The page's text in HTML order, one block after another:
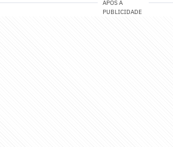
APÓS A
PUBLICIDADE